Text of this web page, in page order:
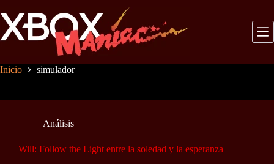
al
contenido
Inicio simulador
Análisis
Will: Follow the Light entre la soledad y la esperanza